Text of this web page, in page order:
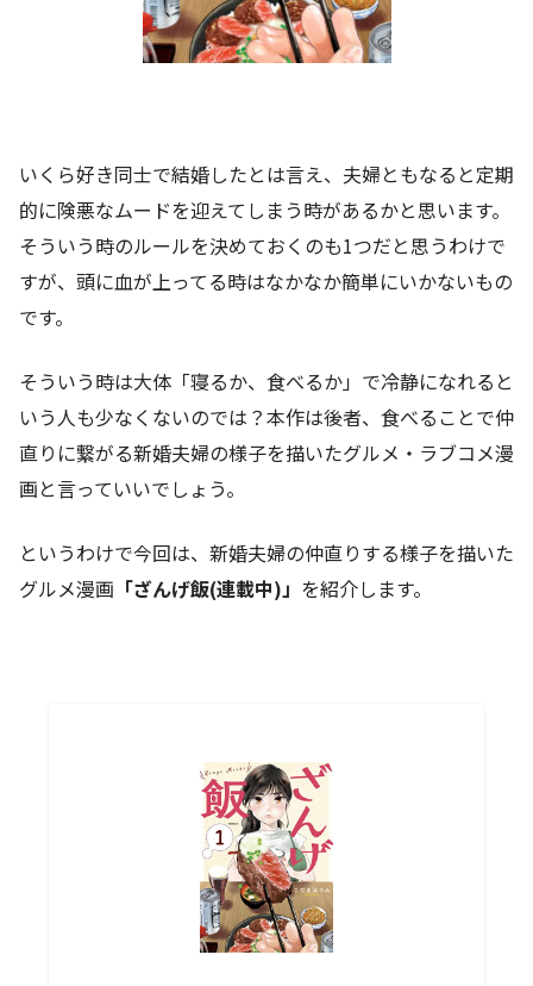
いくら好き同士で結婚したとは言え、夫婦ともなると定期
的に険悪なムードを迎えてしまう時があるかと思います。
そういう時のルールを決めておくのも1つだと思うわけで
すが、頭に血が上ってる時はなかなか簡単にいかないもの
です。
そういう時は大体「寝るか、食べるか」で冷静になれると
いう人も少なくないのでは？本作は後者、食べることで仲
直りに繋がる新婚夫婦の様子を描いたグルメ・ラブコメ漫
画と言っていいでしょう。
というわけで今回は、新婚夫婦の仲直りする様子を描いた
グルメ漫画 「ざんげ飯(連載中)」 を紹介します。